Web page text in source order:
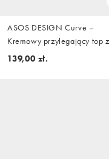
ASOS DESIGN Curve –
Kremowy przylegający top z
marszczeniem i
139,00 zł.